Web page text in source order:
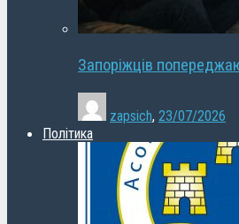
Запоріжців
zapsich, 23/07/2026
Політика